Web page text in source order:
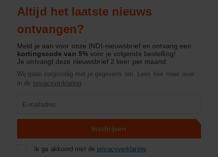
Altijd het laatste nieuws
ontvangen?
Meld je aan voor onze INDI-nieuwsbrief en ontvang een
kortingscode van 5%voor je volgende bestelling!
Je ontvangt deze nieuwsbrief 2 keer per maand.
Wij gaan zorgvuldig met je gegevens om. Lees hier meer over
in de privacyverklaring.
Inschrijven
Ik ga akkoord met de privacyverklaring.